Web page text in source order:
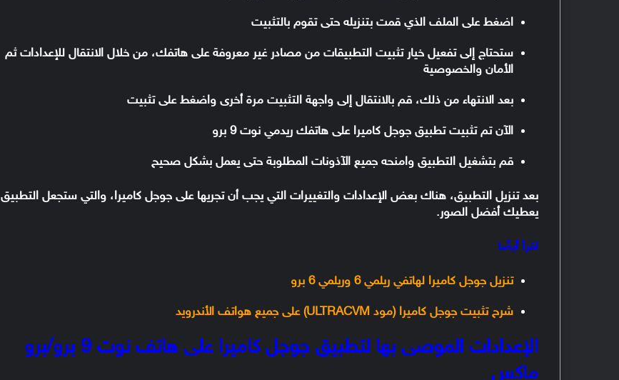
اضغط على الملف الذي قمت بتنزيله حتى تقوم بالتثبيت
ستحتاج إلى تفعيل خيار تثبيت التطبيقات من مصادر غير معروفة على هاتفك، من خلال الانتقال للإعدادات ثم
الأمان والخصوصية
بعد الانتهاء من ذلك، قم بالانتقال إلى واجهة التثبيت مرة أخرى واضغط على تثبيت
الآن تم تثبيت تطبيق جوجل كاميرا على هاتفك ريدمي نوت 9 برو
قم بتشغيل التطبيق وامنحه جميع الآذونات المطلوبة حتى يعمل بشكل صحيح
بعد تنزيل التطبيق، هناك بعض الإعدادات والتغييرات التي يجب أن تجريها على جوجل كاميرا، والتي ستجعل التطبيق
يعطيك أفضل الصور.
اقرأ أيضًا
تنزيل جوجل كاميرا لهاتفي ريلمي 6 وريلمي 6 برو
شرح تثبيت جوجل كاميرا (مود ULTRACVM) على جميع هواتف الأندرويد
الإعدادات الموصى بها لتطبيق جوجل كاميرا على هاتف نوت 9 برو/برو
ماكس